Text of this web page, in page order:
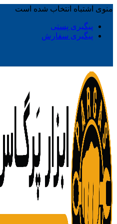
منوی اشتباه انتخاب شده است
پیگیری پستی
پیگیری سفارش